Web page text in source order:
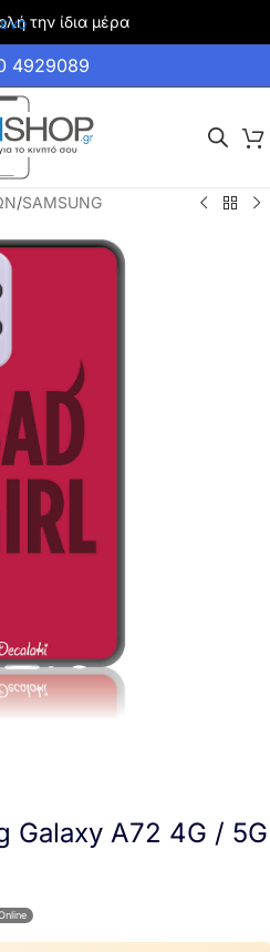
για αγορές άνω των 35€
4929089
/SAMSUNG
Galaxy A72 4G / 5G